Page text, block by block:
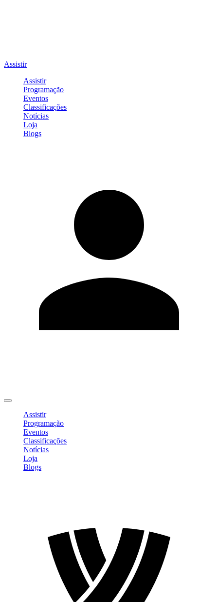
Assistir
Assistir
Programação
Eventos
Classificações
Notícias
Loja
Blogs
Assistir
Programação
Eventos
Classificações
Notícias
Loja
Blogs